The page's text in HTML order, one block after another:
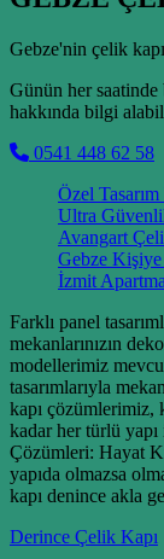
Gebze'nin çelik
Günün her saatinde
hakkında bilgi
0541 448 62 58
Özel
Ultra
Avangart
Gebze
İzmit
Farklı panel
mekanlarınızın
modellerimiz
tasarımlarıyla
kapı çözümlerimiz,
kadar her türlü yapı
Çözümleri: Hayat
yapıda olmazsa
kapı denince akla
Derince Çelik Kapı